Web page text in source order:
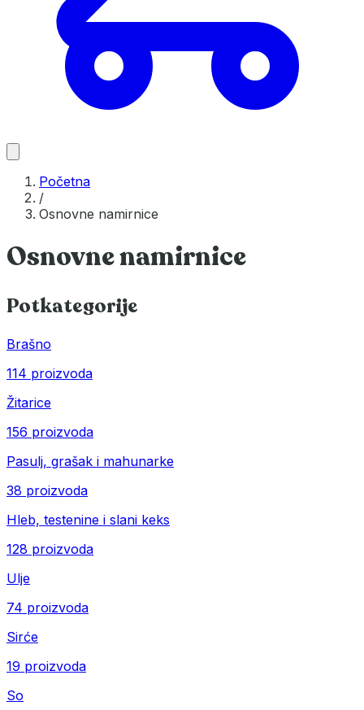
Početna
/
Osnovne namirnice
Osnovne namirnice
Potkategorije
Brašno
114 proizvoda
Žitarice
156 proizvoda
Pasulj, grašak i mahunarke
38 proizvoda
Hleb, testenine i slani keks
128 proizvoda
Ulje
74 proizvoda
Sirće
19 proizvoda
So